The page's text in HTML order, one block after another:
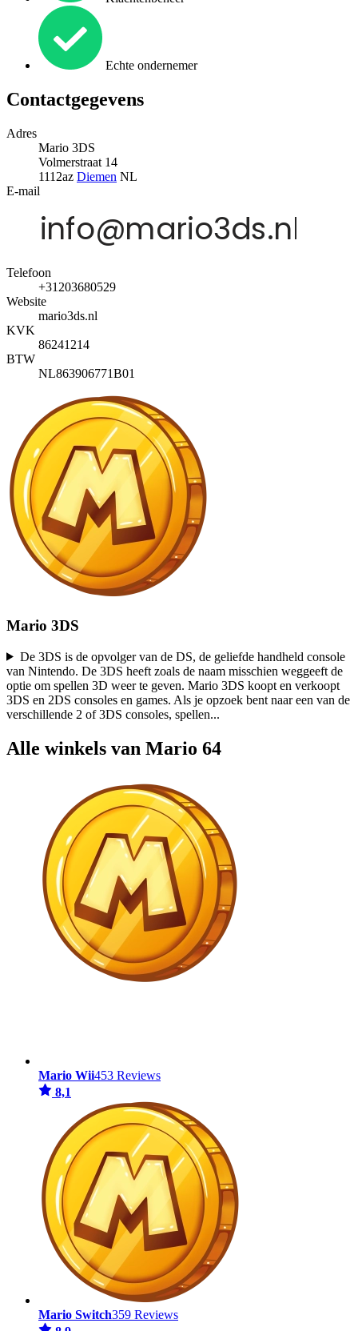
Echte ondernemer
Contactgegevens
Adres
Mario 3DS
Volmerstraat 14
1112az Diemen NL
E-mail
Telefoon
+31203680529
Website
mario3ds.nl
KVK
86241214
BTW
NL863906771B01
Mario 3DS
De 3DS is de opvolger van de DS, de geliefde handheld console
van Nintendo. De 3DS heeft zoals de naam misschien weggeeft de
optie om spellen 3D weer te geven. Mario 3DS koopt en verkoopt
3DS en 2DS consoles en games. Als je opzoek bent naar een van de
verschillende 2 of 3DS consoles, spellen...
Alle winkels van Mario 64
Mario Wii453 Reviews
8,1
Mario Switch359 Reviews